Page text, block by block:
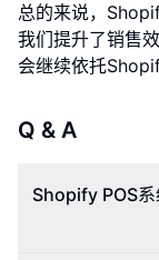
总的来说，
我们提升了销售
会继续依托
Q & A
Shopify POS